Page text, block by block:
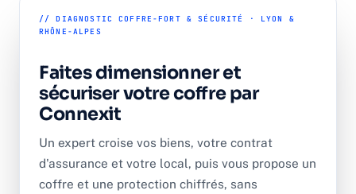
// DIAGNOSTIC COFFRE-FORT & SÉCURITÉ · LYON &
RHÔNE-ALPES
Faites dimensionner et
sécuriser votre coffre par
Connexit
Un expert croise vos biens, votre contrat
d'assurance et votre local, puis vous propose un
coffre et une protection chiffrés, sans